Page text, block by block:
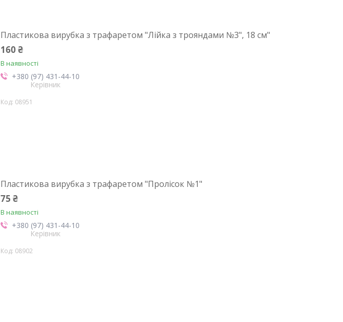
Пластикова вирубка з трафаретом "Лійка з трояндами №3", 18 см"
160 ₴
В наявності
+380 (97) 431-44-10
Керівник
08951
Пластикова вирубка з трафаретом "Пролісок №1"
75 ₴
В наявності
+380 (97) 431-44-10
Керівник
08902